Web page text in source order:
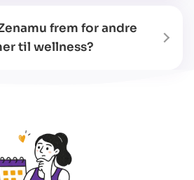
frem for andre
til wellness?